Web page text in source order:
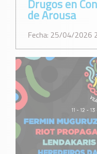
Drugos en
de Arousa
Fecha: 25/04/2026